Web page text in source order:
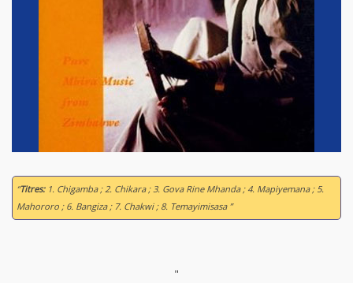
“Titres:1. Chigamba ; 2. Chikara ; 3. Gova Rine Mhanda ; 4. Mapiyemana ; 5.
Mahororo ; 6. Bangiza ; 7. Chakwi ; 8. Temayimisasa ”
"